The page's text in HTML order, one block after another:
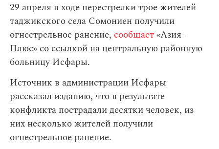
29 апреля в ходе перестрелки трое жителей
таджикского села Сомониен получили
огнестрельное ранение, сообщает«Азия-
Плюс» со ссылкой на центральную районную
больницу Исфары.
Источник в администрации Исфары
рассказал изданию, что в результате
конфликта пострадали десятки человек, из
них несколько жителей получили
огнестрельное ранение.